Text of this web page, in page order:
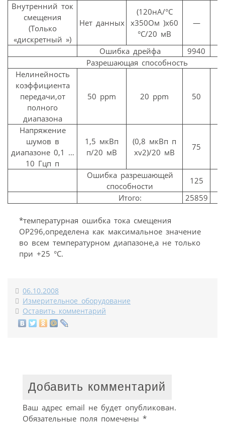
Внутренний ток
смещения
(Только
«дискретный »)
Нет данных
(120нА/°C
x350Ом )x60
°C/20 мВ
—
Ошибка дрейфа
9940
Разрешающая способность
Нелинейность
коэффициента
передачи,от
полного
диапазона
50 ppm 20 ppm 50
Напряжение
шумов в
диапазоне 0,1 …
10 Гцп п
1,5 мкВп
п/20 мВ
(0,8 мкВп п
xv2)/20 мВ
75
Ошибка разрешающей
способности
125
Итого:
25859
*температурная ошибка тока смещения
OP296,определена как максимальное значение
во всем температурном диапазоне,а не только
при +25 °C.
06.10.2008
Измерительное оборудование
Оставить комментарий
Добавить комментарий
Ваш адрес email не будет опубликован.
Обязательные поля помечены *